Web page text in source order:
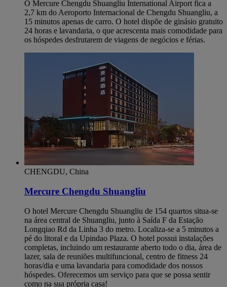
O Mercure Chengdu Shuangliu International Airport fica a
2,7 km do Aeroporto Internacional de Chengdu Shuangliu, a
15 minutos apenas de carro. O hotel dispõe de ginásio gratuito
24 horas e lavandaria, o que acrescenta mais comodidade para
os hóspedes desfrutarem de viagens de negócios e férias.
CHENGDU, China
Mercure Chengdu Shuangliu
O hotel Mercure Chengdu Shuangliu de 154 quartos situa-se
na área central de Shuangliu, junto à Saída F da Estação
Longqiao Rd da Linha 3 do metro. Localiza-se a 5 minutos a
pé do litoral e da Upindao Plaza. O hotel possui instalações
completas, incluindo um restaurante aberto todo o dia, área de
lazer, sala de reuniões multifuncional, centro de fitness 24
horas/dia e uma lavandaria para comodidade dos nossos
hóspedes. Oferecemos um serviço para que se possa sentir
como na sua própria casa!